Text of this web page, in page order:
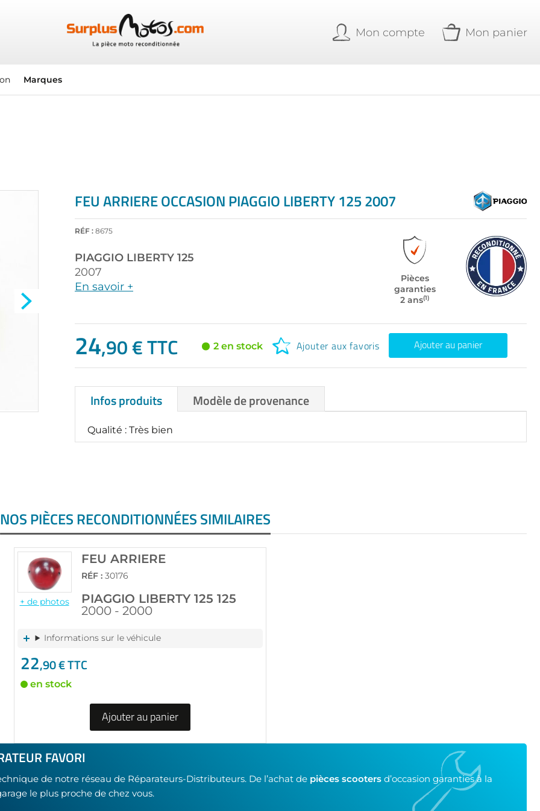
Mon compte Mon panier
Marques
FEU ARRIERE OCCASION PIAGGIO LIBERTY 125 2007
RÉF : 8675
PIAGGIO LIBERTY 125
2007
En savoir +
Pièces
garanties
2 ans(1)
24,90 € TTC 2 en stock Ajouter aux favoris Ajouter au panier
Infos produits
Qualité : Très bien
Modèle de provenance
NOS PIÈCES RECONDITIONNÉES SIMILAIRES
+ de photos
FEU ARRIERE
RÉF : 30176
PIAGGIO LIBERTY 125 125
2000 - 2000
Informations sur le véhicule
22,90 € TTC
en stock
Ajouter au panier
FAVORI
de notre réseau de Réparateurs-Distributeurs. De l’achat de pièces scooters d’occasion garanties à la
le plus proche de chez vous.